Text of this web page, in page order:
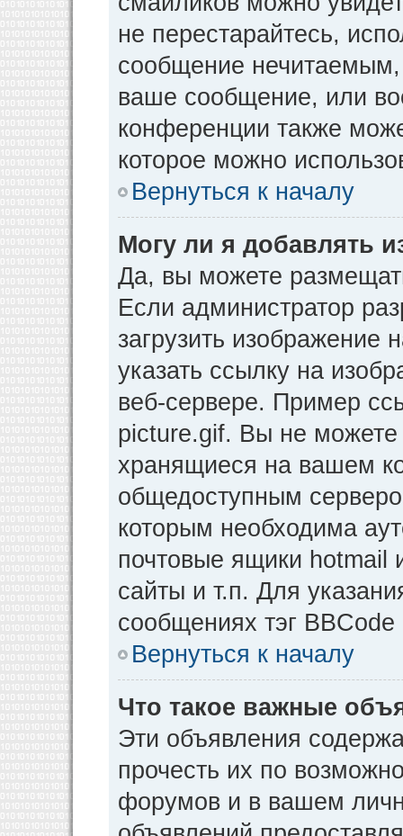
не перестарайтесь,
сообщение нечитаемым,
ваше сообщение, или
конференции также
которое можно
Вернуться к началу
Могу ли я добавлять
Да, вы можете
Если администратор
загрузить
указать ссылку на
веб-сервере. Пример
picture.gif. Вы не можете
хранящиеся на вашем
общедоступным
которым необходима
почтовые ящики
сайты и т.п. Для
сообщениях тэг BBCode
Вернуться к началу
Что такое важные
Эти объявления
прочесть их по
форумов и в вашем